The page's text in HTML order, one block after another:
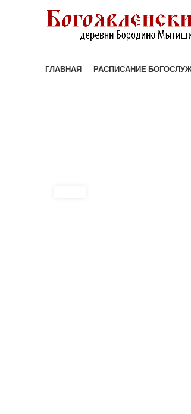
ГЛАВНАЯ РАСПИСАНИЕ